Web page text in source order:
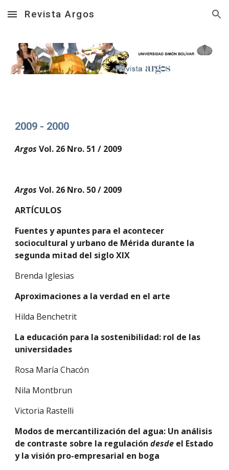
Skip to main content Skip to navigation
Revista Argos
2009 - 2000
Argos Vol. 26 Nro. 51 / 2009
Argos Vol. 26 Nro. 50 / 2009
ARTÍCULOS
Fuentes y apuntes para el acontecer
sociocultural y urbano de Mérida durante la
segunda mitad del siglo XIX
Brenda Iglesias
Aproximaciones a la verdad en el arte
Hilda Benchetrit
La educación para la sostenibilidad: rol de las
universidades
Rosa María Chacón
Nila Montbrun
Victoria Rastelli
Modos de mercantilización del agua: Un análisis
de contraste sobre la regulación desde el Estado
y la visión pro-empresarial en boga